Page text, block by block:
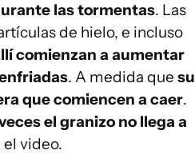
las tormentas. Las
de hielo, e incluso
comienzan a aumentar
. A medida que su
que comiencen a caer.
el granizo no llega a
el video.